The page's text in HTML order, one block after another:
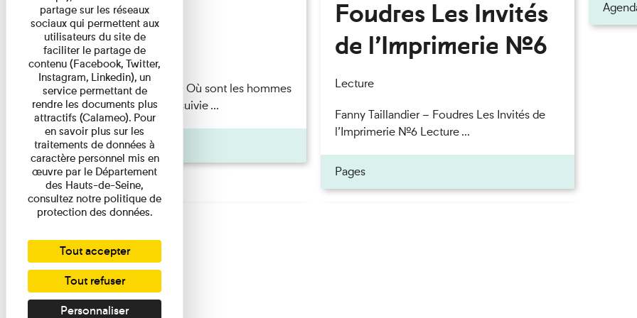
hommes ?
Lecture
Marie-Hélène Lafon — Où sont les hommes
? Lecture par l’autrice suivie ...
Pages
Foudres Les Invités
de l’Imprimerie n°6
Lecture
Fanny Taillandier – Foudres Les Invités de
l’Imprimerie n°6 Lecture ...
Pages
partage sur les réseaux
sociaux qui permettent aux
utilisateurs du site de
faciliter le partage de
contenu (Facebook, Twitter,
Instagram, Linkedin), un
service permettant de
rendre les documents plus
attractifs (Calameo). Pour
en savoir plus sur les
traitements de données à
caractère personnel mis en
œuvre par le Département
des Hauts-de-Seine,
consultez notre politique de
protection des données.
Tout accepter
Tout refuser
Personnaliser